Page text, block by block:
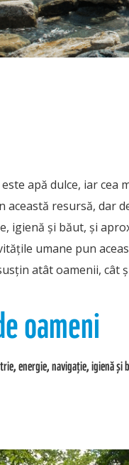
apă dulce, iar
resursă, dar
igienă și băut, și
umane pun
atât oamenii, cât
oameni
energie, navigație, igienă și